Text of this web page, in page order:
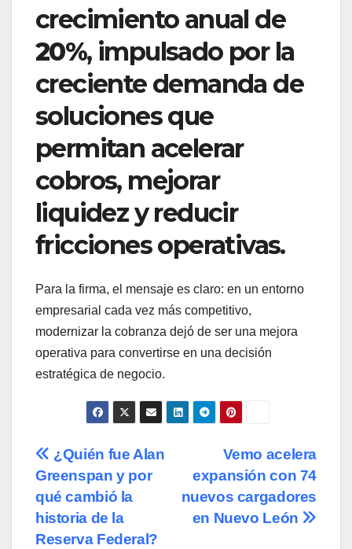
crecimiento anual de
20%, impulsado por la
creciente demanda de
soluciones que
permitan acelerar
cobros, mejorar
liquidez y reducir
fricciones operativas.
Para la firma, el mensaje es claro: en un entorno
empresarial cada vez más competitivo,
modernizar la cobranza dejó de ser una mejora
operativa para convertirse en una decisión
estratégica de negocio.
Navegación
de
entradas
Vemo acelera
expansión con 74
nuevos cargadores
en Nuevo León
¿Quién fue Alan
Greenspan y por
qué cambió la
historia de la
Reserva Federal?